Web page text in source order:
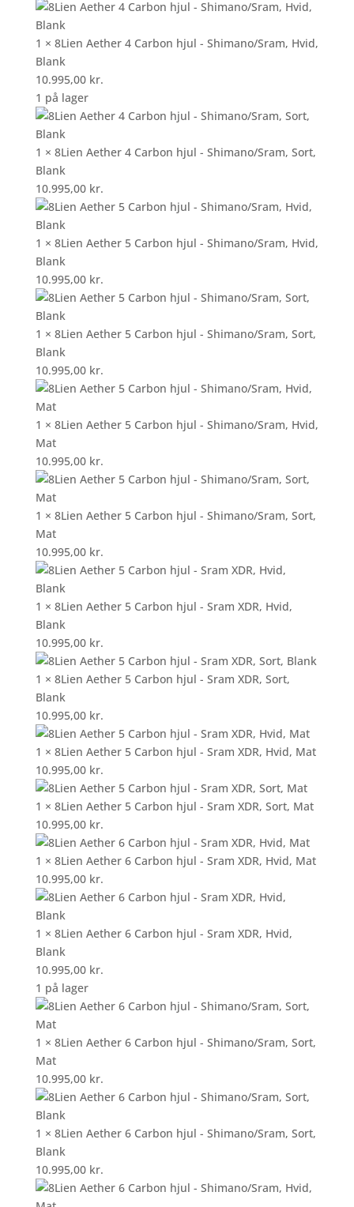
1 × 8Lien Aether 4 Carbon hjul - Shimano/Sram, Hvid,
Blank
10.995,00 kr.
1 på lager
1 × 8Lien Aether 4 Carbon hjul - Shimano/Sram, Sort,
Blank
10.995,00 kr.
1 × 8Lien Aether 5 Carbon hjul - Shimano/Sram, Hvid,
Blank
10.995,00 kr.
1 × 8Lien Aether 5 Carbon hjul - Shimano/Sram, Sort,
Blank
10.995,00 kr.
1 × 8Lien Aether 5 Carbon hjul - Shimano/Sram, Hvid,
Mat
10.995,00 kr.
1 × 8Lien Aether 5 Carbon hjul - Shimano/Sram, Sort,
Mat
10.995,00 kr.
1 × 8Lien Aether 5 Carbon hjul - Sram XDR, Hvid,
Blank
10.995,00 kr.
1 × 8Lien Aether 5 Carbon hjul - Sram XDR, Sort,
Blank
10.995,00 kr.
1 × 8Lien Aether 5 Carbon hjul - Sram XDR, Hvid, Mat
10.995,00 kr.
1 × 8Lien Aether 5 Carbon hjul - Sram XDR, Sort, Mat
10.995,00 kr.
1 × 8Lien Aether 6 Carbon hjul - Sram XDR, Hvid, Mat
10.995,00 kr.
1 × 8Lien Aether 6 Carbon hjul - Sram XDR, Hvid,
Blank
10.995,00 kr.
1 på lager
1 × 8Lien Aether 6 Carbon hjul - Shimano/Sram, Sort,
Mat
10.995,00 kr.
1 × 8Lien Aether 6 Carbon hjul - Shimano/Sram, Sort,
Blank
10.995,00 kr.